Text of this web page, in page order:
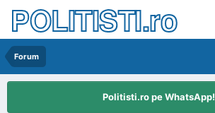
POLITISTI.ro
Forum
Politisti.ro pe WhatsApp!